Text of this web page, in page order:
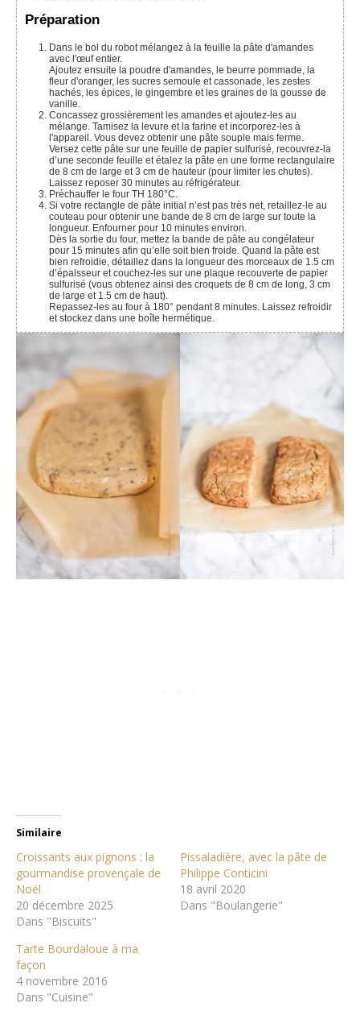
Préparation
Dans le bol du robot mélangez à la feuille la pâte d'amandes
avec l'œuf entier.
Ajoutez ensuite la poudre d'amandes, le beurre pommade, la
fleur d'oranger, les sucres semoule et cassonade, les zestes
hachés, les épices, le gingembre et les graines de la gousse de
vanille.
Concassez grossièrement les amandes et ajoutez-les au
mélange. Tamisez la levure et la farine et incorporez-les à
l'appareil. Vous devez obtenir une pâte souple mais ferme.
Versez cette pâte sur une feuille de papier sulfurisé, recouvrez-la
d’une seconde feuille et étalez la pâte en une forme rectangulaire
de 8 cm de large et 3 cm de hauteur (pour limiter les chutes).
Laissez reposer 30 minutes au réfrigérateur.
Préchauffer le four TH 180°C.
Si votre rectangle de pâte initial n’est pas très net, retaillez-le au
couteau pour obtenir une bande de 8 cm de large sur toute la
longueur. Enfourner pour 10 minutes environ.
Dès la sortie du four, mettez la bande de pâte au congélateur
pour 15 minutes afin qu’elle soit bien froide. Quand la pâte est
bien refroidie, détaillez dans la longueur des morceaux de 1.5 cm
d’épaisseur et couchez-les sur une plaque recouverte de papier
sulfurisé (vous obtenez ainsi des croquets de 8 cm de long, 3 cm
de large et 1.5 cm de haut).
Repassez-les au four à 180° pendant 8 minutes. Laissez refroidir
et stockez dans une boîte hermétique.
Similaire
Croissants aux pignons : la
gourmandise provençale de
Noël
20 décembre 2025
Dans "Biscuits"
Pissaladière, avec la pâte de
Philippe Conticini
18 avril 2020
Dans "Boulangerie"
Tarte Bourdaloue à ma
façon
4 novembre 2016
Dans "Cuisine"